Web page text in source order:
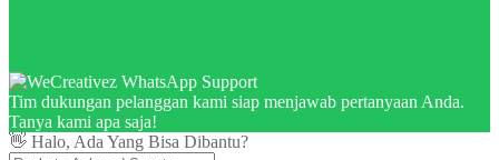
Tim dukungan pelanggan kami siap menjawab pertanyaan Anda.
Tanya kami apa saja!
👋 Halo, Ada Yang Bisa Dibantu?